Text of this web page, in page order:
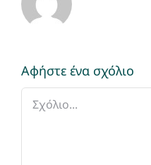
Αφήστε ένα σχόλιο
Σχόλιο